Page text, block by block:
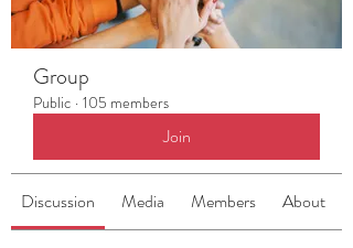
Group
Public · 105 members
Join
Discussion Media Members About